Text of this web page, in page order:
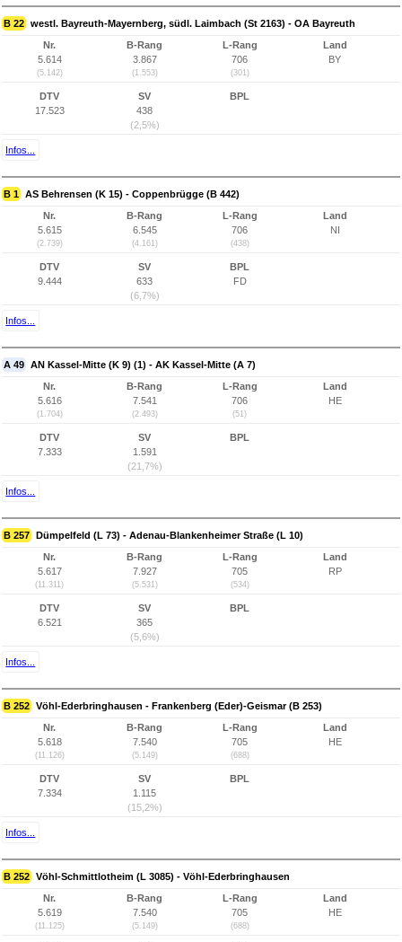
B 22 westl. Bayreuth-Mayernberg, südl. Laimbach (St 2163) - OA Bayreuth
Nr.
5.614
(5.142)
B-Rang
3.867
(1.553)
L-Rang
706
(301)
Land
BY
DTV
17.523
SV
438
(2,5%)
BPL
Infos...
B 1 AS Behrensen (K 15) - Coppenbrügge (B 442)
Nr.
5.615
(2.739)
B-Rang
6.545
(4.161)
L-Rang
706
(438)
Land
NI
DTV
9.444
SV
633
(6,7%)
BPL
FD
Infos...
A 49 AN Kassel-Mitte (K 9) (1) - AK Kassel-Mitte (A 7)
Nr.
5.616
(1.704)
B-Rang
7.541
(2.493)
L-Rang
706
(51)
Land
HE
DTV
7.333
SV
1.591
(21,7%)
BPL
Infos...
B 257 Dümpelfeld (L 73) - Adenau-Blankenheimer Straße (L 10)
Nr.
5.617
(11.311)
B-Rang
7.927
(5.531)
L-Rang
705
(534)
Land
RP
DTV
6.521
SV
365
(5,6%)
BPL
Infos...
B 252 Vöhl-Ederbringhausen - Frankenberg (Eder)-Geismar (B 253)
Nr.
5.618
(11.126)
B-Rang
7.540
(5.149)
L-Rang
705
(688)
Land
HE
DTV
7.334
SV
1.115
(15,2%)
BPL
Infos...
B 252 Vöhl-Schmittlotheim (L 3085) - Vöhl-Ederbringhausen
Nr.
5.619
(11.125)
B-Rang
7.540
(5.149)
L-Rang
705
(688)
Land
HE